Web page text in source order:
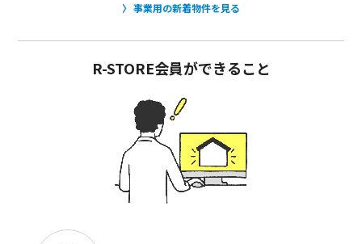
事業用の新着物件を見る
R-STORE会員ができること